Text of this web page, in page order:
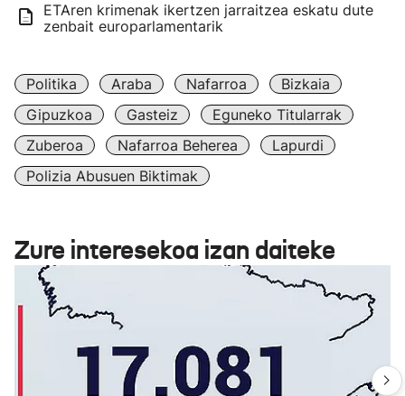
ETAren krimenak ikertzen jarraitzea eskatu dute
zenbait europarlamentarik
Politika Araba Nafarroa
Bizkaia
Gipuzkoa
Gasteiz
Eguneko Titularrak
Zuberoa
Nafarroa Beherea
Lapurdi
Polizia Abusuen Biktimak
Zure interesekoa izan daiteke